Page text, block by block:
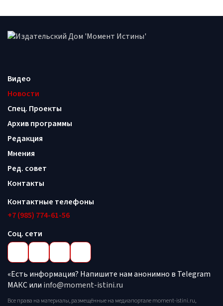
Видео
Новости
Спец. Проекты
Архив программы
Редакция
Мнения
Ред. совет
Контакты
Контактные телефоны
+7 (985) 774-61-56
Соц. сети
«Есть информация? Напишите нам анонимно в Telegram
МАКС или info@moment-istini.ru
Все права на материалы, размещённые на медиапортале moment-istini.ru,